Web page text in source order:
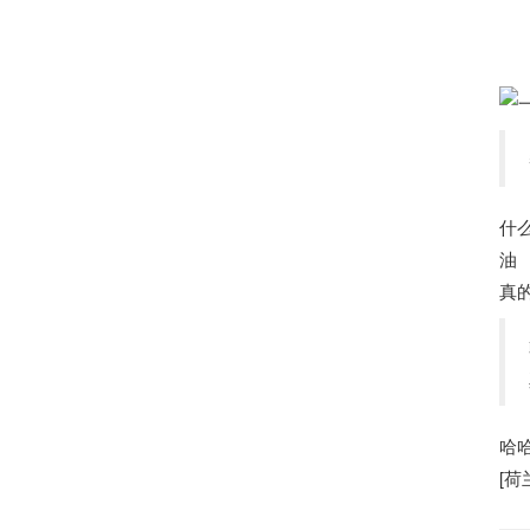
什
油
真
哈
[荷